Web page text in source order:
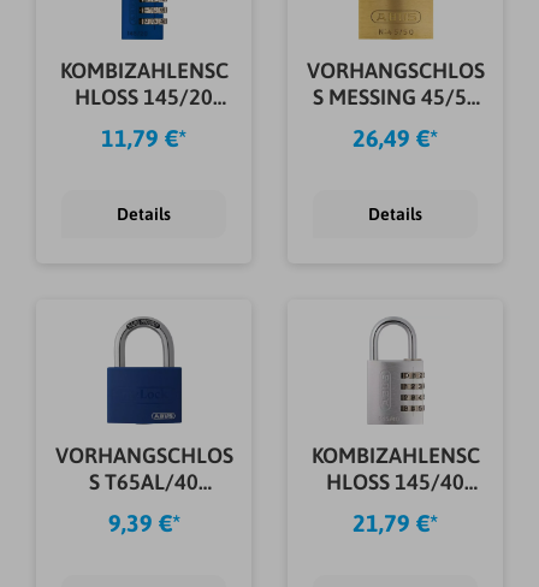
KOMBIZAHLENSC
HLOSS 145/20
COLOR RAIN SB
11,79 €*
Details
VORHANGSCHLOS
S MESSING 45/50
5 SCHL. SB
26,49 €*
Details
VORHANGSCHLOS
S T65AL/40
COLOR
9,39 €*
KOMBIZAHLENSC
HLOSS 145/40
COLOR METAL
21,79 €*